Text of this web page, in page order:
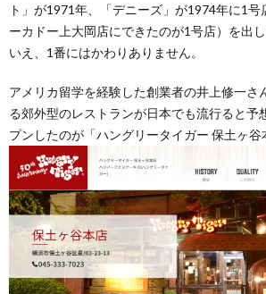
ト」が1971年、「デニーズ」が1974年に1号
ーカドー上大岡店にできたのが1号店）を出
いえ、1番にはかわりありません。
アメリカ留学を経験した創業者の井上修一さ
る郊外型のレストランが日本でも流行ると予
プンしたのが「ハングリータイガー 保土ヶ谷